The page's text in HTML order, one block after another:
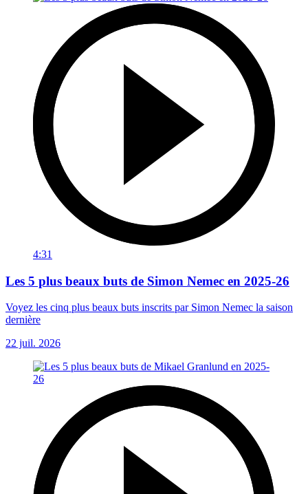
4:31
Les 5 plus beaux buts de Simon Nemec en 2025-26
Voyez les cinq plus beaux buts inscrits par Simon Nemec la saison
dernière
22 juil. 2026